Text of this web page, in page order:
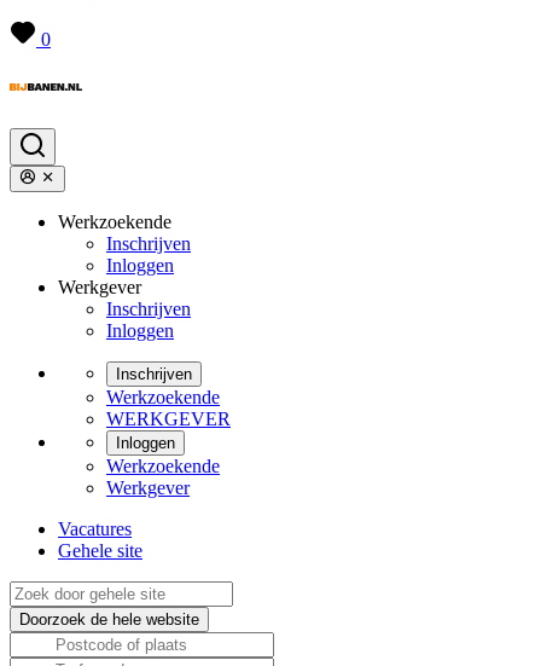
0
Werkzoekende
Inschrijven
Inloggen
Werkgever
Inschrijven
Inloggen
Inschrijven
Werkzoekende
WERKGEVER
Inloggen
Werkzoekende
Werkgever
Vacatures
Gehele site